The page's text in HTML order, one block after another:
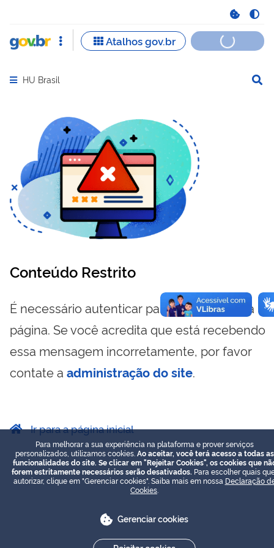
Abrir menu principal de navegação
HU Brasil
Conteúdo Restrito
É necessário autenticar para visualizar essa
página. Se você acredita que está recebendo
essa mensagem incorretamente, por favor
contate a administração do site.
Ir para a página inicial
Para melhorar a sua experiência na plataforma e prover serviços
personalizados, utilizamos cookies. Ao aceitar, você terá acesso a todas as
funcionalidades do site. Se clicar em "Rejeitar Cookies", os cookies que
forem estritamente necessários serão desativados. Para escolher quais
autorizar, clique em "Gerenciar cookies". Saiba mais em nossa Declaração
Cookies
Gerenciar cookies